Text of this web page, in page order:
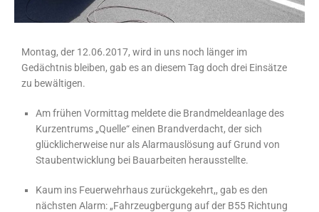
Montag, der 12.06.2017, wird in uns noch länger im
Gedächtnis bleiben, gab es an diesem Tag doch drei Einsätze
zu bewältigen.
Am frühen Vormittag meldete die Brandmeldeanlage des
Kurzentrums „Quelle“ einen Brandverdacht, der sich
glücklicherweise nur als Alarmauslösung auf Grund von
Staubentwicklung bei Bauarbeiten herausstellte.
Kaum ins Feuerwehrhaus zurückgekehrt,, gab es den
nächsten Alarm: „Fahrzeugbergung auf der B55 Richtung